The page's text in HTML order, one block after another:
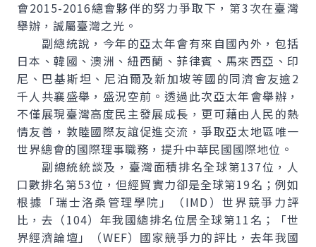
會2015-2016總會夥伴的努力爭取下，第3次在臺灣
舉辦，誠屬臺灣之光。
副總統說，今年的亞太年會有來自國內外，包括
日本、韓國、澳洲、紐西蘭、菲律賓、馬來西亞、印
尼、巴基斯坦、尼泊爾及新加坡等國的同濟會友逾2
千人共襄盛舉，盛況空前。透過此次亞太年會舉辦，
不僅展現臺灣高度民主發展成長，更可藉由人民的熱
情友善，敦睦國際友誼促進交流，爭取亞太地區唯一
世界總會的國際理事職務，提升中華民國國際地位。
副總統統談及，臺灣面積排名全球第137位，人
口數排名第53位，但經貿實力卻是全球第19名；例如
根據「瑞士洛桑管理學院」（IMD）世界競爭力評
比，去（104）年我國總排名位居全球第11名；「世
界經濟論壇」（WEF）國家競爭力的評比，去年我國